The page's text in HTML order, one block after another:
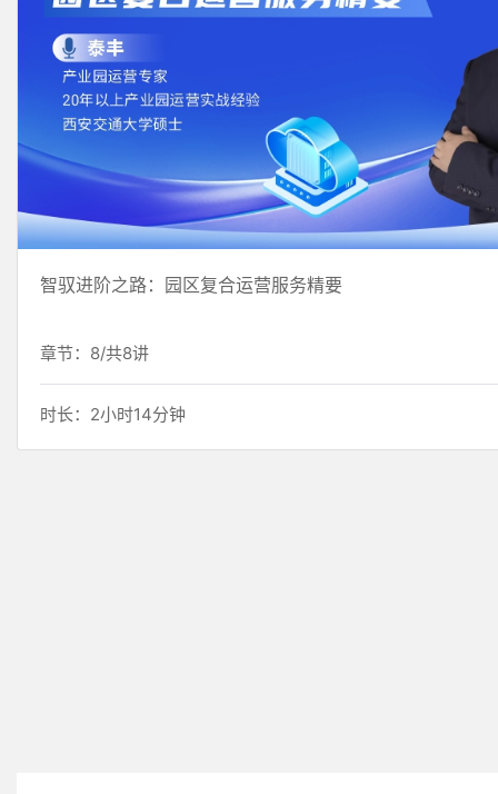
智驭进阶之路：园区复合运营服务精要
章节：8/共8讲
时长：2小时14分钟